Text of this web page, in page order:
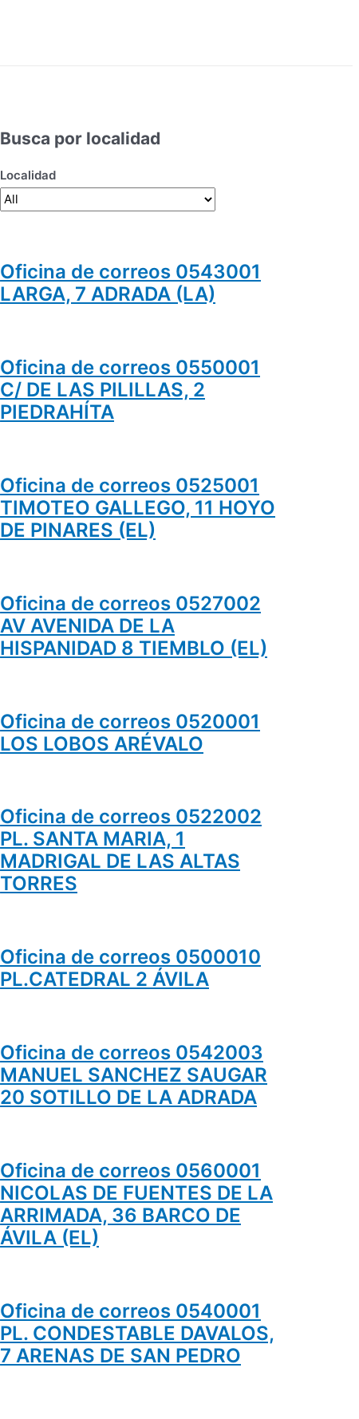
Busca por localidad
Localidad
Oficina de correos 0543001
LARGA, 7 ADRADA (LA)
Oficina de correos 0550001
C/ DE LAS PILILLAS, 2
PIEDRAHÍTA
Oficina de correos 0525001
TIMOTEO GALLEGO, 11 HOYO
DE PINARES (EL)
Oficina de correos 0527002
AV AVENIDA DE LA
HISPANIDAD 8 TIEMBLO (EL)
Oficina de correos 0520001
LOS LOBOS ARÉVALO
Oficina de correos 0522002
PL. SANTA MARIA, 1
MADRIGAL DE LAS ALTAS
TORRES
Oficina de correos 0500010
PL.CATEDRAL 2 ÁVILA
Oficina de correos 0542003
MANUEL SANCHEZ SAUGAR
20 SOTILLO DE LA ADRADA
Oficina de correos 0560001
NICOLAS DE FUENTES DE LA
ARRIMADA, 36 BARCO DE
ÁVILA (EL)
Oficina de correos 0540001
PL. CONDESTABLE DAVALOS,
7 ARENAS DE SAN PEDRO